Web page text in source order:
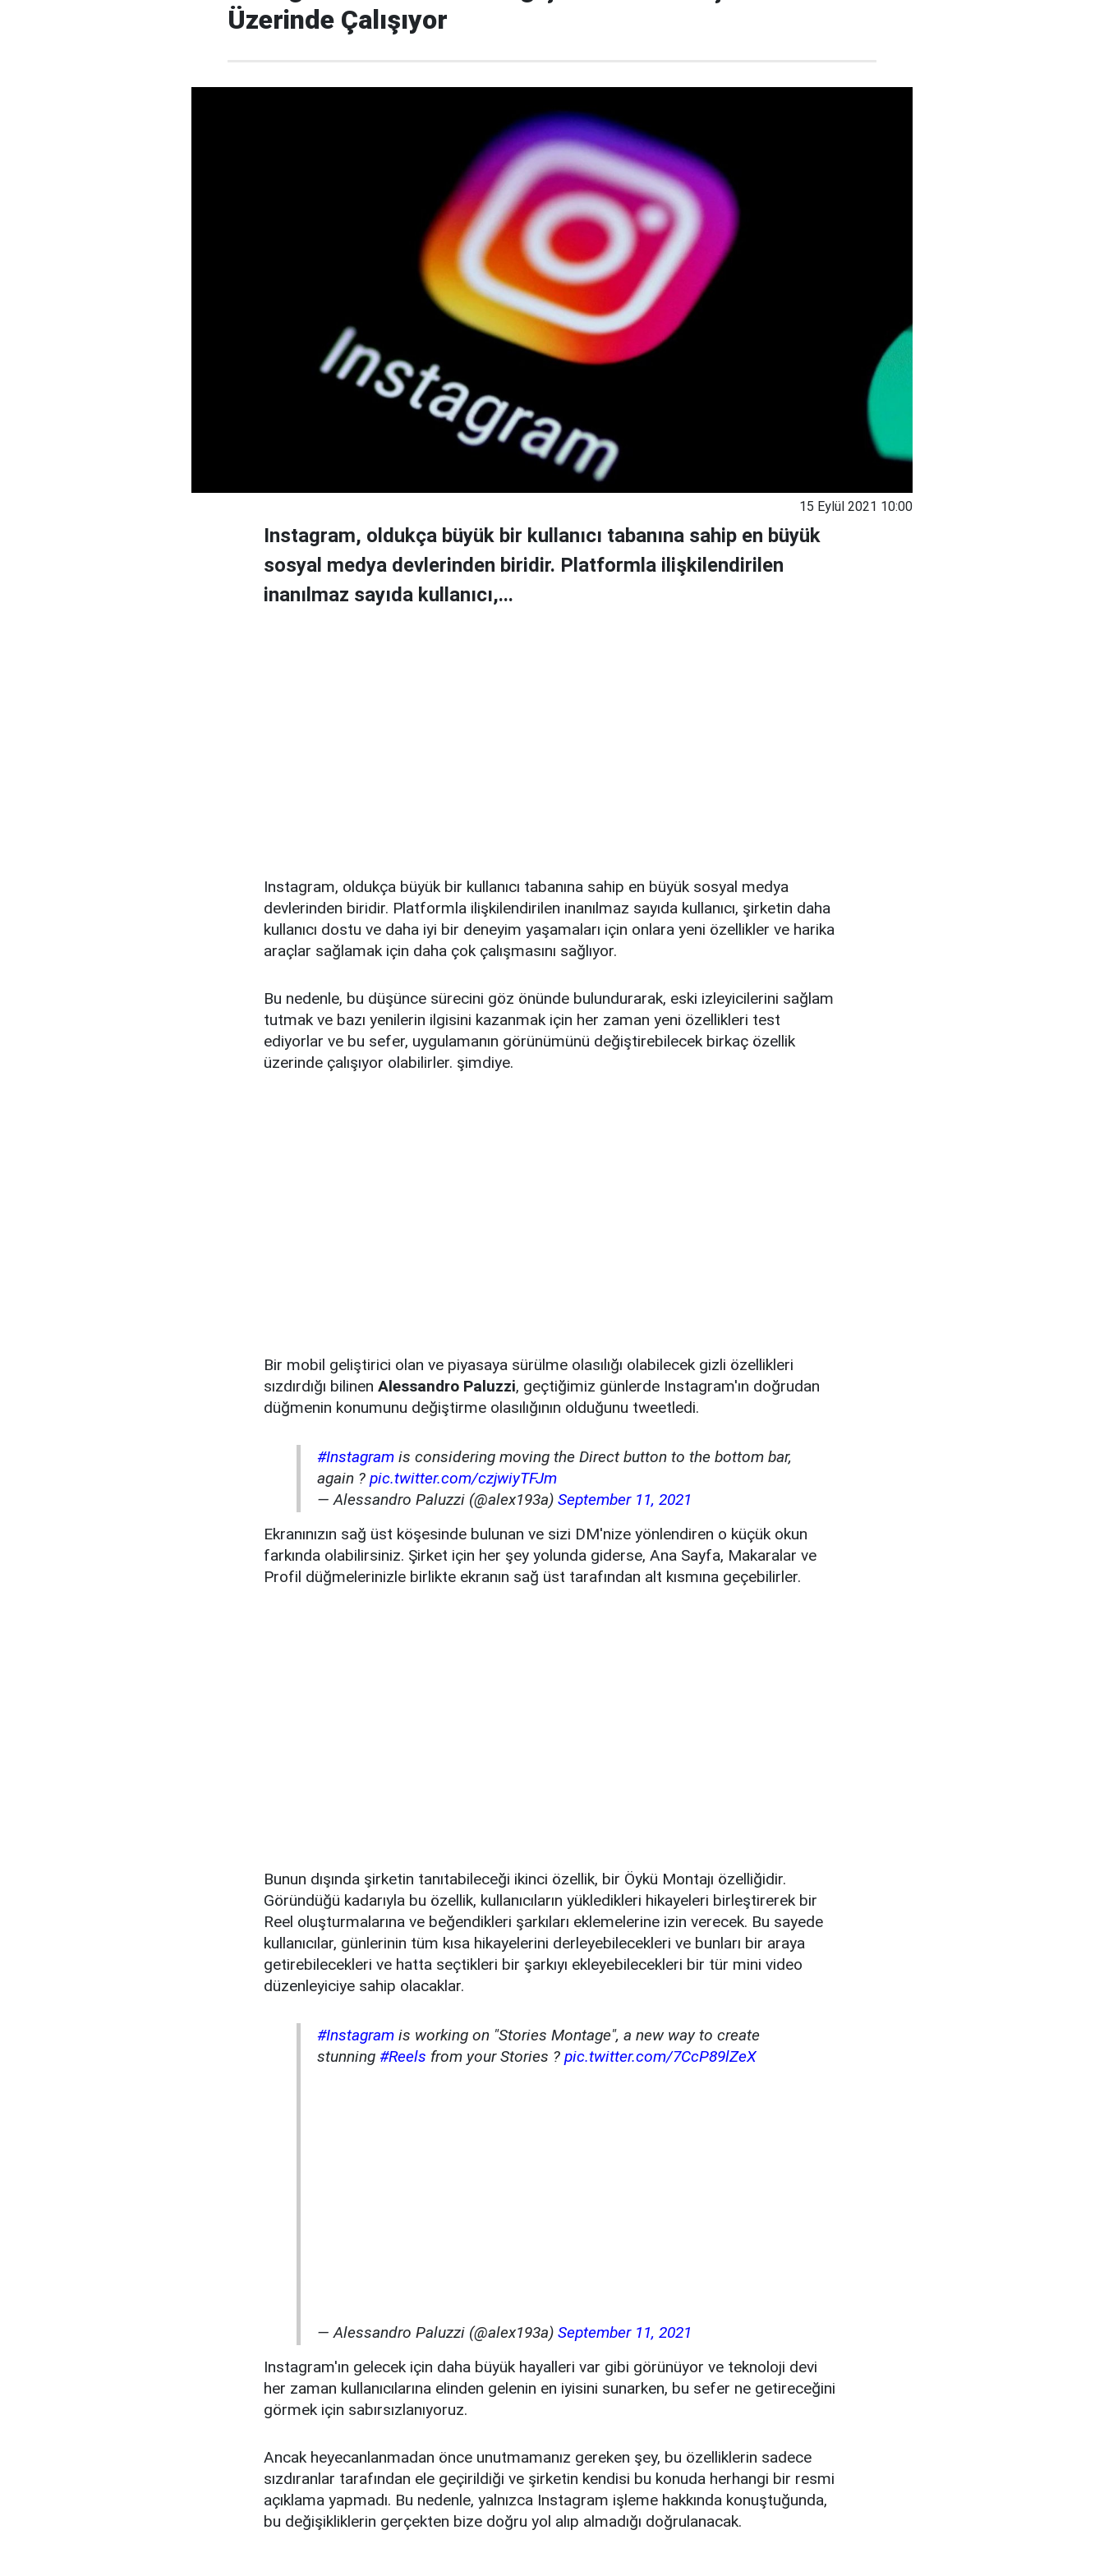
Üzerinde Çalışıyor
15 Eylül 2021 10:00
Instagram, oldukça büyük bir kullanıcı tabanına sahip en büyük
sosyal medya devlerinden biridir. Platformla ilişkilendirilen
inanılmaz sayıda kullanıcı,...
Instagram, oldukça büyük bir kullanıcı tabanına sahip en büyük sosyal medya
devlerinden biridir. Platformla ilişkilendirilen inanılmaz sayıda kullanıcı, şirketin daha
kullanıcı dostu ve daha iyi bir deneyim yaşamaları için onlara yeni özellikler ve harika
araçlar sağlamak için daha çok çalışmasını sağlıyor.
Bu nedenle, bu düşünce sürecini göz önünde bulundurarak, eski izleyicilerini sağlam
tutmak ve bazı yenilerin ilgisini kazanmak için her zaman yeni özellikleri test
ediyorlar ve bu sefer, uygulamanın görünümünü değiştirebilecek birkaç özellik
üzerinde çalışıyor olabilirler. şimdiye.
Bir mobil geliştirici olan ve piyasaya sürülme olasılığı olabilecek gizli özellikleri
sızdırdığı bilinen Alessandro Paluzzi, geçtiğimiz günlerde Instagram'ın doğrudan
düğmenin konumunu değiştirme olasılığının olduğunu tweetledi.
#Instagram is considering moving the Direct button to the bottom bar,
again ? pic.twitter.com/czjwiyTFJm
— Alessandro Paluzzi (@alex193a) September 11, 2021
Ekranınızın sağ üst köşesinde bulunan ve sizi DM'nize yönlendiren o küçük okun
farkında olabilirsiniz. Şirket için her şey yolunda giderse, Ana Sayfa, Makaralar ve
Profil düğmelerinizle birlikte ekranın sağ üst tarafından alt kısmına geçebilirler.
Bunun dışında şirketin tanıtabileceği ikinci özellik, bir Öykü Montajı özelliğidir.
Göründüğü kadarıyla bu özellik, kullanıcıların yükledikleri hikayeleri birleştirerek bir
Reel oluşturmalarına ve beğendikleri şarkıları eklemelerine izin verecek. Bu sayede
kullanıcılar, günlerinin tüm kısa hikayelerini derleyebilecekleri ve bunları bir araya
getirebilecekleri ve hatta seçtikleri bir şarkıyı ekleyebilecekleri bir tür mini video
düzenleyiciye sahip olacaklar.
#Instagram is working on "Stories Montage", a new way to create
stunning #Reels from your Stories ? pic.twitter.com/7CcP89lZeX
— Alessandro Paluzzi (@alex193a) September 11, 2021
Instagram'ın gelecek için daha büyük hayalleri var gibi görünüyor ve teknoloji devi
her zaman kullanıcılarına elinden gelenin en iyisini sunarken, bu sefer ne getireceğini
görmek için sabırsızlanıyoruz.
Ancak heyecanlanmadan önce unutmamanız gereken şey, bu özelliklerin sadece
sızdıranlar tarafından ele geçirildiği ve şirketin kendisi bu konuda herhangi bir resmi
açıklama yapmadı. Bu nedenle, yalnızca Instagram işleme hakkında konuştuğunda,
bu değişikliklerin gerçekten bize doğru yol alıp almadığı doğrulanacak.